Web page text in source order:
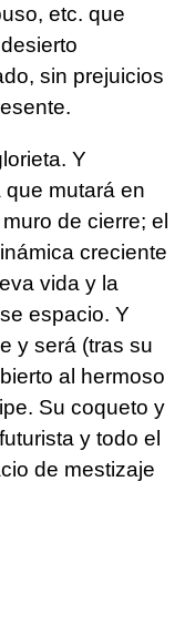
etc. que
sin prejuicios
Y
mutará en
de cierre; el
creciente
vida y la
espacio. Y
y será (tras su
al hermoso
Su coqueto y
y todo el
de mestizaje